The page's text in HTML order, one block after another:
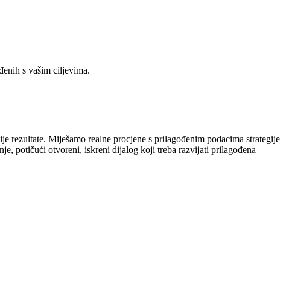
s vašim ciljevima.
Miješamo realne procjene s prilagođenim podacima strategije
potičući otvoreni, iskreni dijalog koji treba razvijati prilagođena